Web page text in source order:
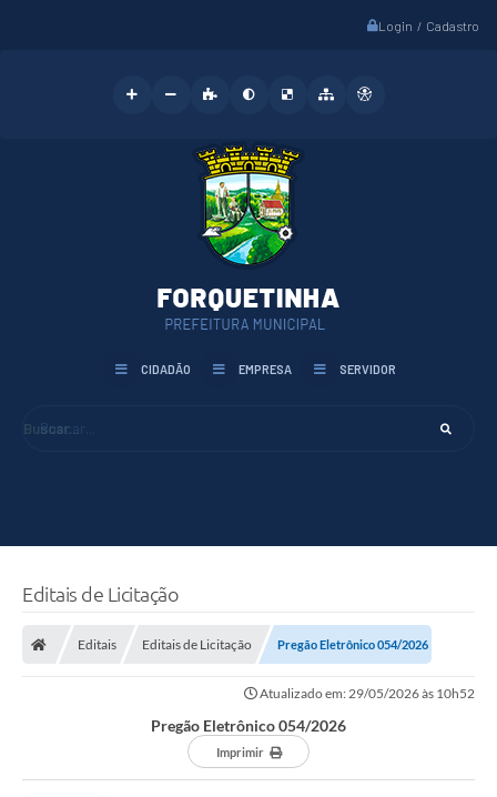
Login / Cadastro
Buscar...
CIDADÃO EMPRESA SERVIDOR
Editais de Licitação
Editais Editais de Licitação Pregão Eletrônico 054/2026
Atualizado em: 29/05/2026 às 10h52
Pregão Eletrônico 054/2026
Imprimir